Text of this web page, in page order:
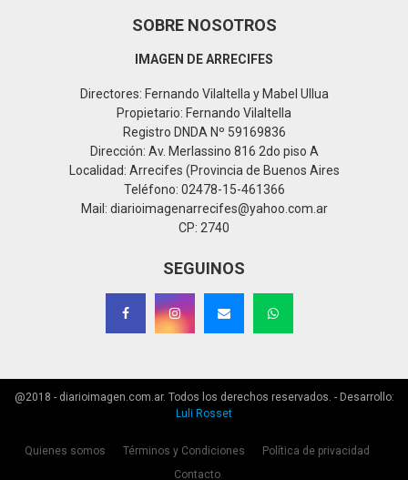
SOBRE NOSOTROS
IMAGEN DE ARRECIFES
Directores: Fernando Vilaltella y Mabel Ullua
Propietario: Fernando Vilaltella
Registro DNDA Nº 59169836
Dirección: Av. Merlassino 816 2do piso A
Localidad: Arrecifes (Provincia de Buenos Aires
Teléfono: 02478-15-461366
Mail: diarioimagenarrecifes@yahoo.com.ar
CP: 2740
SEGUINOS
@2018 - diarioimagen.com.ar. Todos los derechos reservados. - Desarrollo:
Luli Rosset
Quienes somos Términos y Condiciones
Política de privacidad
Contacto